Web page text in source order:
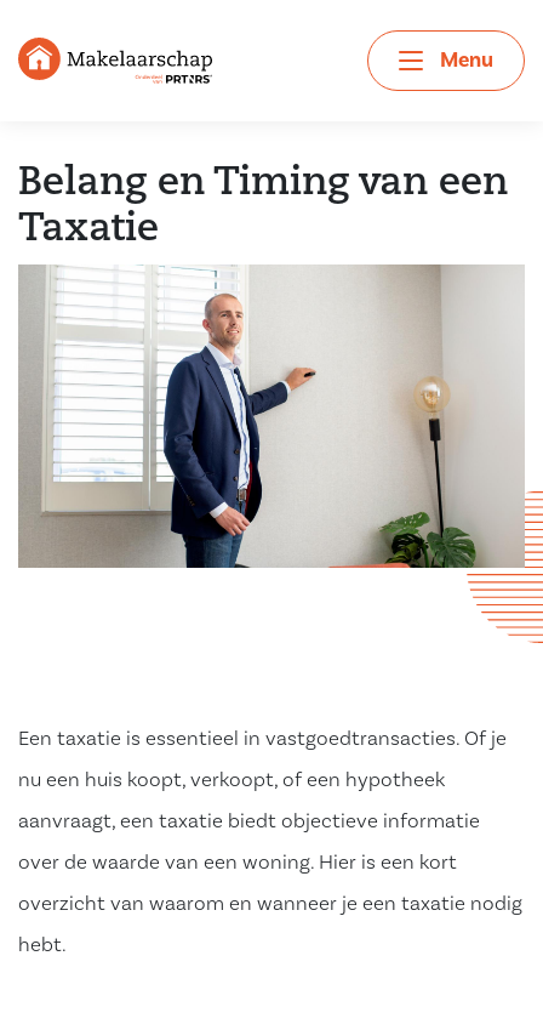
Menu
Belang en Timing van een
Taxatie
Een taxatie is essentieel in vastgoedtransacties. Of je
nu een huis koopt, verkoopt, of een hypotheek
aanvraagt, een taxatie biedt objectieve informatie
over de waarde van een woning. Hier is een kort
overzicht van waarom en wanneer je een taxatie nodig
hebt.